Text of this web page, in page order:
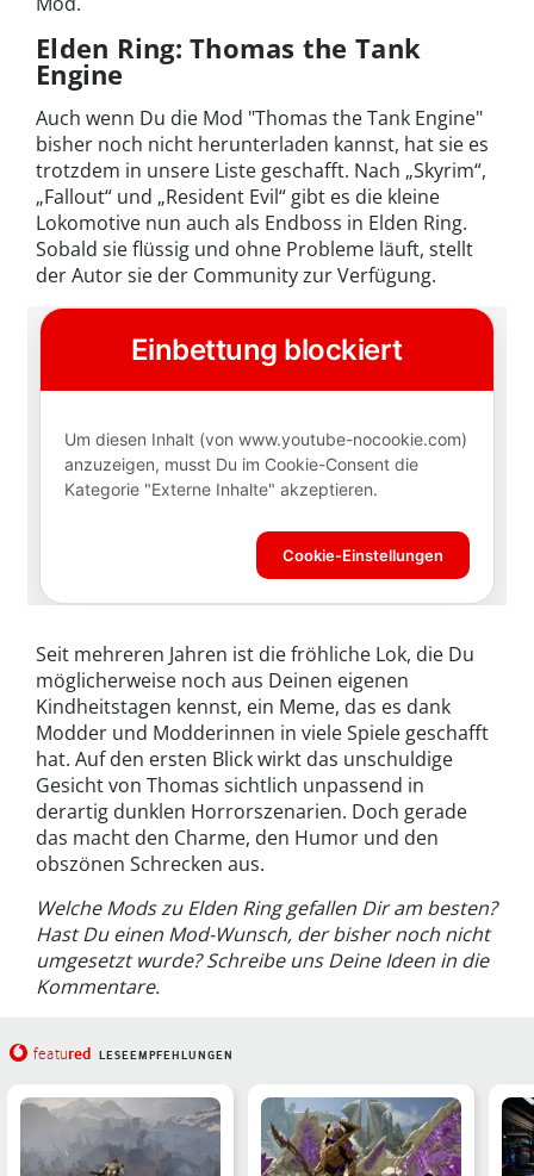
Elden Ring: Thomas the Tank
Engine
Auch wenn Du die Mod "Thomas the Tank Engine"
bisher noch nicht herunterladen kannst, hat sie es
trotzdem in unsere Liste geschafft. Nach „Skyrim“,
„Fallout“ und „Resident Evil“ gibt es die kleine
Lokomotive nun auch als Endboss in Elden Ring.
Sobald sie flüssig und ohne Probleme läuft, stellt
der Autor sie der Community zur Verfügung.
Seit mehreren Jahren ist die fröhliche Lok, die Du
möglicherweise noch aus Deinen eigenen
Kindheitstagen kennst, ein Meme, das es dank
Modder und Modderinnen in viele Spiele geschafft
hat. Auf den ersten Blick wirkt das unschuldige
Gesicht von Thomas sichtlich unpassend in
derartig dunklen Horrorszenarien. Doch gerade
das macht den Charme, den Humor und den
obszönen Schrecken aus.
Welche Mods zu Elden Ring gefallen Dir am besten?
Hast Du einen Mod-Wunsch, der bisher noch nicht
umgesetzt wurde? Schreibe uns Deine Ideen in die
Kommentare.
featured LESEEMPFEHLUNGEN